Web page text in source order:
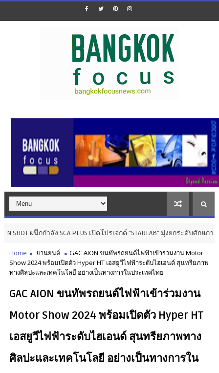
ผนึกกำลัง SCA PLUS เปิดโปรเจกต์ "STARLAB" มุ่งยกระดับศักยภาพครีเอเตอ
Home ยานยนต์
GAC AION ขนทัพรถยนต์ไฟฟ้าเข้าร่วมงาน Motor
Show 2024 พร้อมเปิดตัว Hyper HT เอสยูวีไฟฟ้าระดับไฮเอนด์ สุนทรียภาพ
ทางศิลปะและเทคโนโลยี อย่างเป็นทางการในประเทศไทย
GAC AION ขนทัพรถยนต์ไฟฟ้าเข้าร่วมงาน
Motor Show 2024 พร้อมเปิดตัว Hyper HT
เอสยูวีไฟฟ้าระดับไฮเอนด์ สุนทรียภาพทาง
ศิลปะและเทคโนโลยี อย่างเป็นทางการใน